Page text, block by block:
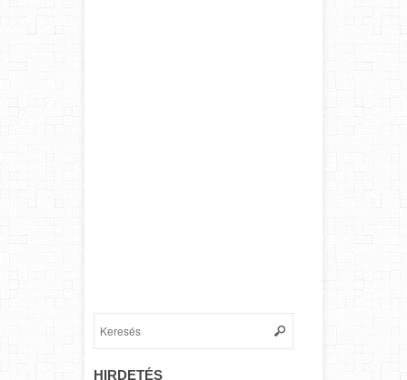
HIRDETÉS